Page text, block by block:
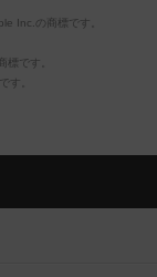
Inc.の商標です。
です。
す。